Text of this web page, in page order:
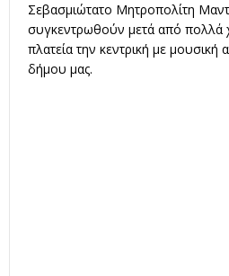
Σεβασμιώτατο Μητροπολίτη
συγκεντρωθούν μετά από πολλά
πλατεία την κεντρική με μουσική
δήμου μας.